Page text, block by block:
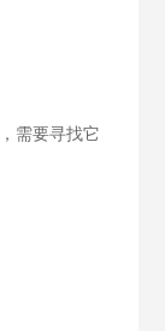
需要寻找它